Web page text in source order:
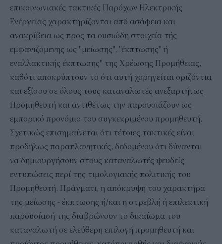
επικοινωνιακές τακτικές Παρόχων Ηλεκτρικής
Ενέργειας χαρακτηρίζονται από ασάφεια και
ανακρίβεια ως προς τα ουσιώδη στοιχεία τής
εμφανιζόμενης ως "μείωσης", "έκπτωσης" ή
εναλλακτικής έκπτωσης" της Χρέωσης Προμήθειας,
καθότι αποκρύπτουν το ότι αυτή χορηγείται οριζόντια
και εξίσου σε όλους τους καταναλωτές ανεξαρτήτως
Προμηθευτή και αντιθέτως την παρουσιάζουν ως
εμπορικό προνόμιο του συγκεκριμένου προμηθευτή.
Σχετικώς επισημαίνεται ότι τέτοιες τακτικές είναι
προδήλως παραπλανητικές, δεδομένου ότι δύνανται
να δημιουργήσουν στους καταναλωτές ψευδείς
εντυπώσεις περί της τιμολογιακής πολιτικής του
Προμηθευτή. Πράγματι, η απόκρυψη του χαρακτήρα
της μείωσης - έκπτωσης ή/και η στρεβλή ή επιλεκτική
παρουσίασή της διαβρώνουν το δικαίωμα του
καταναλωτή σε ελεύθερη επιλογή προμηθευτή και